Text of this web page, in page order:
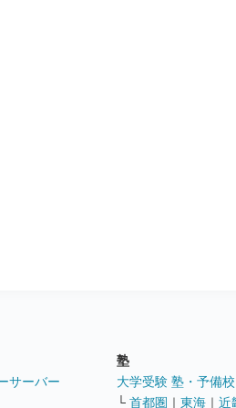
サーバー
塾
大学受験 塾・予備
└ 首都圏 ｜ 東海 ｜ 近